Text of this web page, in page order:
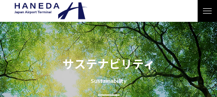
サステナビリティ
Sustainability